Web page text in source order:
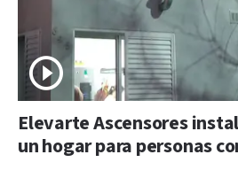
Elevarte Ascensores
un hogar para personas